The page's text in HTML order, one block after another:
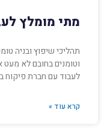
מתי מומלץ
תהליכי שיפוץ ובניה
וטומנים בחובם לא
לעבוד עם חברת פיקוח
קרא עוד »